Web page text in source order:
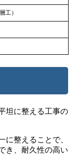
工）
坦に整える工事の
に整えることで、
き、耐久性の高い